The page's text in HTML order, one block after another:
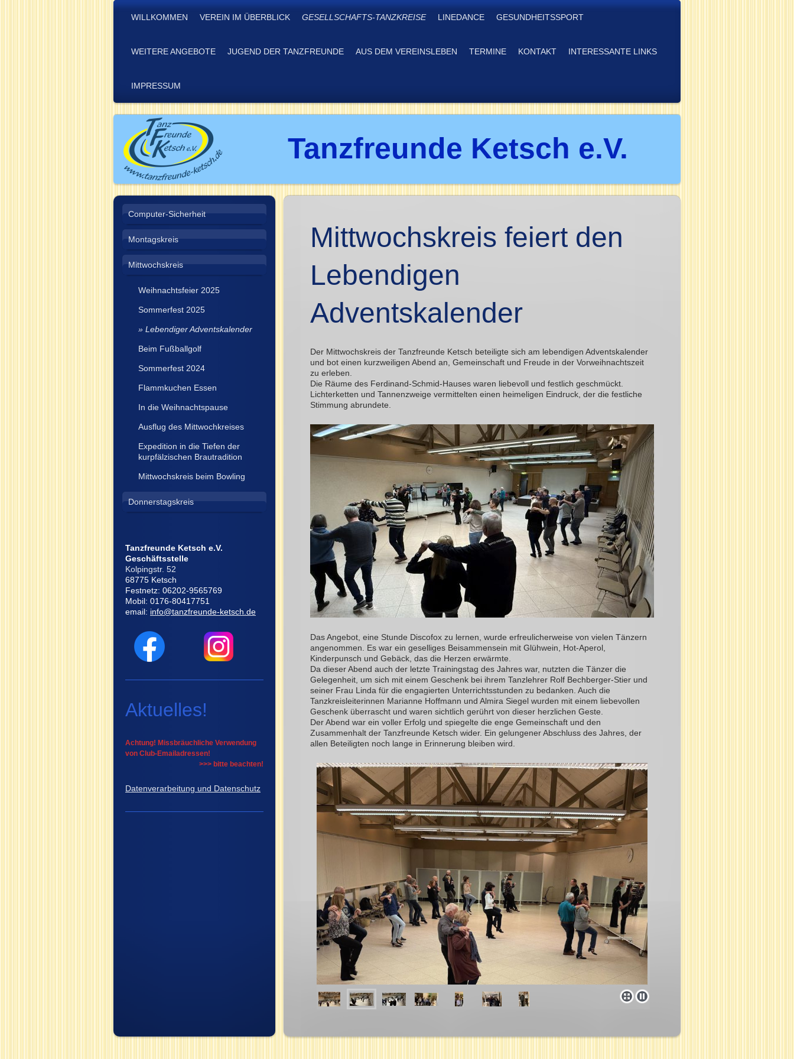
WILLKOMMEN VEREIN IM ÜBERBLICK GESELLSCHAFTS-TANZKREISE LINEDANCE GESUNDHEITSSPORT
WEITERE ANGEBOTE JUGEND DER TANZFREUNDE AUS DEM VEREINSLEBEN TERMINE KONTAKT INTERESSANTE LINKS
IMPRESSUM
Tanzfreunde Ketsch e.V.
Mittwochskreis feiert den
Lebendigen
Adventskalender
Der Mittwochskreis der Tanzfreunde Ketsch beteiligte sich am lebendigen Adventskalender
und bot einen kurzweiligen Abend an, Gemeinschaft und Freude in der Vorweihnachtszeit
zu erleben.
Die Räume des Ferdinand-Schmid-Hauses waren liebevoll und festlich geschmückt.
Lichterketten und Tannenzweige vermittelten einen heimeligen Eindruck, der die festliche
Stimmung abrundete.
Das Angebot, eine Stunde Discofox zu lernen, wurde erfreulicherweise von vielen Tänzern
angenommen. Es war ein geselliges Beisammensein mit Glühwein, Hot-Aperol,
Kinderpunsch und Gebäck, das die Herzen erwärmte.
Da dieser Abend auch der letzte Trainingstag des Jahres war, nutzten die Tänzer die
Gelegenheit, um sich mit einem Geschenk bei ihrem Tanzlehrer Rolf Bechberger-Stier und
seiner Frau Linda für die engagierten Unterrichtsstunden zu bedanken. Auch die
Tanzkreisleiterinnen Marianne Hoffmann und Almira Siegel wurden mit einem liebevollen
Geschenk überrascht und waren sichtlich gerührt von dieser herzlichen Geste.
Der Abend war ein voller Erfolg und spiegelte die enge Gemeinschaft und den
Zusammenhalt der Tanzfreunde Ketsch wider. Ein gelungener Abschluss des Jahres, der
allen Beteiligten noch lange in Erinnerung bleiben wird.
Computer-Sicherheit
Montagskreis
Mittwochskreis
Weihnachtsfeier 2025
Sommerfest 2025
Lebendiger Adventskalender
Beim Fußballgolf
Sommerfest 2024
Flammkuchen Essen
In die Weihnachtspause
Ausflug des Mittwochkreises
Expedition in die Tiefen der
kurpfälzischen Brautradition
Mittwochskreis beim Bowling
Donnerstagskreis
Tanzfreunde Ketsch e.V.
Geschäftsstelle
Kolpingstr. 52
68775 Ketsch
Festnetz: 06202-9565769
Mobil: 0176-80417751
email: info@tanzfreunde-ketsch.de
Aktuelles!
Achtung! Missbräuchliche Verwendung
von Club-Emailadressen!
>>> bitte beachten!
Datenverarbeitung und Datenschutz